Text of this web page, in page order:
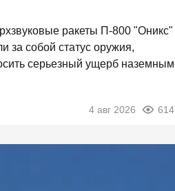
ракеты П‑800 "Оникс"
за собой статус оружия,
серьезный ущерб наземным
4 авг 2026 614